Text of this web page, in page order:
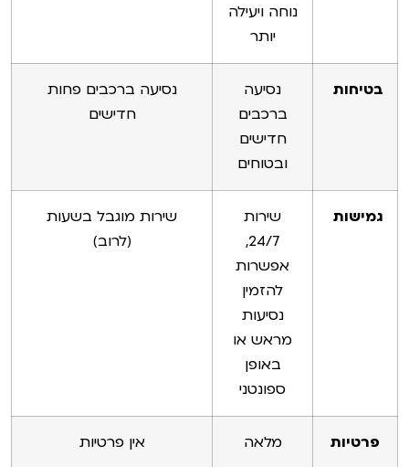
נוחה ויעילה
יותר
בטיחות
נסיעה
ברכבים
חדישים
ובטוחים
נסיעה ברכבים פחות
חדישים
גמישות
שירות
24/7,
אפשרות
להזמין
נסיעות
מראש או
באופן
ספונטני
שירות מוגבל בשעות
(לרוב)
פרטיות מלאה אין פרטיות